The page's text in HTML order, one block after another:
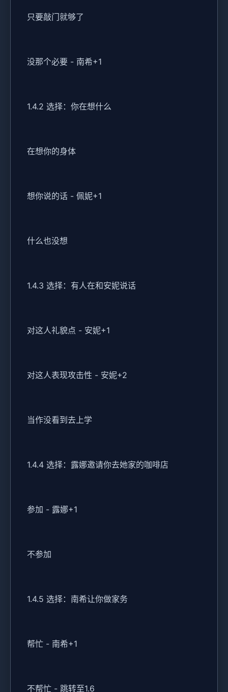
只要敲门就够了
没那个必要 - 南希+1
1.4.2 选择：你在想什么
在想你的身体
想你说的话 - 佩妮+1
什么也没想
1.4.3 选择：有人在和安妮说话
对这人礼貌点 - 安妮+1
对这人表现攻击性 - 安妮+2
当作没看到去上学
1.4.4 选择：露娜邀请你去她家的咖啡店
参加 - 露娜+1
不参加
1.4.5 选择：南希让你做家务
帮忙 - 南希+1
不帮忙 - 跳转至1.6